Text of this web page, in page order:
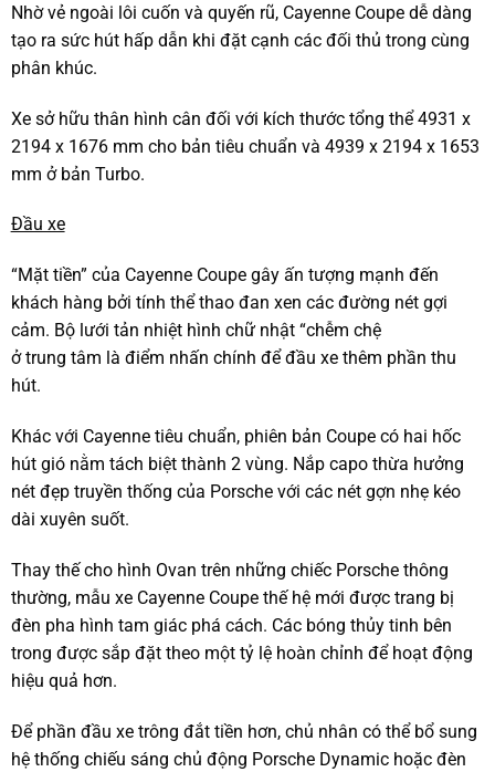
Nhờ vẻ ngoài lôi cuốn và quyến rũ, Cayenne Coupe dễ dàng
tạo ra sức hút hấp dẫn khi đặt cạnh các đối thủ trong cùng
phân khúc.
Xe sở hữu thân hình cân đối với kích thước tổng thể 4931 x
2194 x 1676 mm cho bản tiêu chuẩn và 4939 x 2194 x 1653
mm ở bản Turbo.
Đầu xe
“Mặt tiền” của Cayenne Coupe gây ấn tượng mạnh đến
khách hàng bởi tính thể thao đan xen các đường nét gợi
cảm. Bộ lưới tản nhiệt hình chữ nhật “chễm chệ
ở trung tâm là điểm nhấn chính để đầu xe thêm phần thu
hút.
Khác với Cayenne tiêu chuẩn, phiên bản Coupe có hai hốc
hút gió nằm tách biệt thành 2 vùng. Nắp capo thừa hưởng
nét đẹp truyền thống của Porsche với các nét gợn nhẹ kéo
dài xuyên suốt.
Thay thế cho hình Ovan trên những chiếc Porsche thông
thường, mẫu xe Cayenne Coupe thế hệ mới được trang bị
đèn pha hình tam giác phá cách. Các bóng thủy tinh bên
trong được sắp đặt theo một tỷ lệ hoàn chỉnh để hoạt động
hiệu quả hơn.
Để phần đầu xe trông đắt tiền hơn, chủ nhân có thể bổ sung
hệ thống chiếu sáng chủ động Porsche Dynamic hoặc đèn